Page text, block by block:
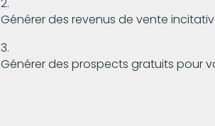
Générer des revenus de vente
Générer des prospects gratuits pour